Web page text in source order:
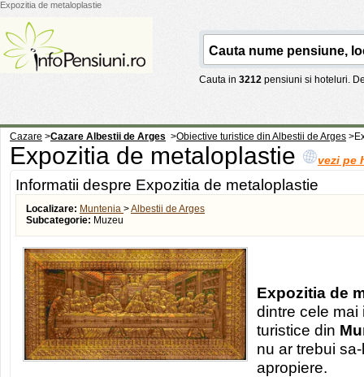
Expozitia de metaloplastie
Cauta in 3212 pensiuni si hoteluri.
Cazare >Cazare Albestii de Arges >Obiective turistice din Albestii de Arges >
Expozitia de metaloplastie vezi pe
Informatii despre Expozitia de metaloplastie
Localizare: Muntenia >Albestii de Arges
Subcategorie: Muzeu
Expozitia de
dintre cele mai
turistice din
nu ar trebui
apropiere.